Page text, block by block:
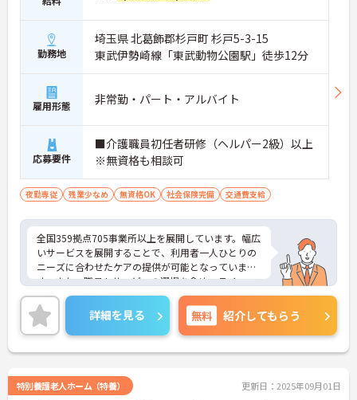
勤務地
埼玉県 北葛飾郡杉戸町 杉戸5-3-15
東武伊勢崎線「東武動物公園駅」徒歩12分
雇用形態 非常勤・パート・アルバイト
応募要件
■介護職員初任者研修（ヘルパー2級）以上
※無資格も相談可
夜勤専従 残業少なめ 無資格OK 社会保険完備 交通費支給
全国359拠点705事業所以上を展開しています。幅広
いサービスを展開することで、利用者一人ひとりの
ニーズに合わせたケアの提供が可能となっていま
す。また、職員もサービスの選択を含め、ライフス
タイルに合わせた働き方の選択肢が多くあります。
入社時研修はもちろん、サービス・職種ごとに研修
カリキュラムが整っており学び成長できる環境で
す。
ご興味のある方は面接対策ポイントなどお話致しま
詳細を見る 無料 紹介してもらう
特別養護老人ホーム（特養） 更新日：2025年09月01日